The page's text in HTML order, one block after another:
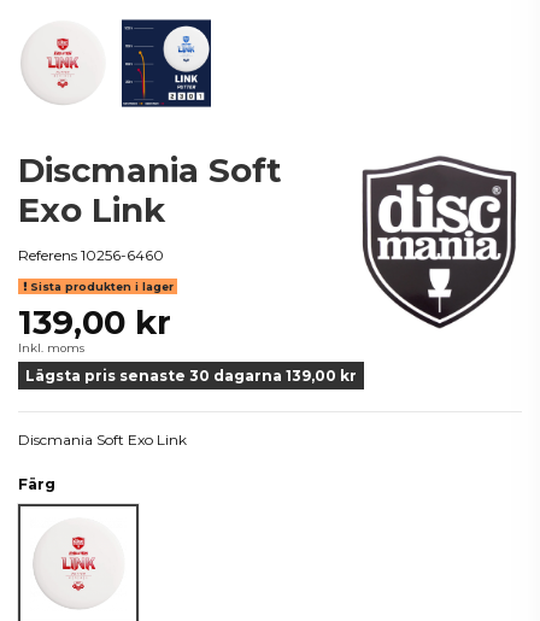
Discmania Soft
Exo Link
Referens 10256-6460
Sista produkten i lager
139,00 kr
Inkl. moms
Lägsta pris senaste 30 dagarna 139,00 kr
Discmania Soft Exo Link
Färg